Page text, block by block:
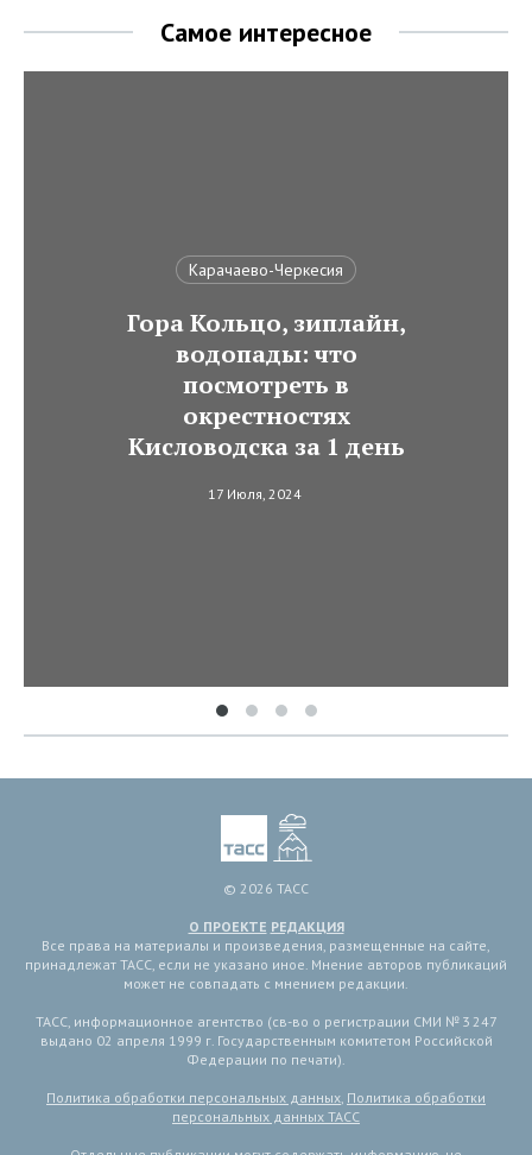
Самое интересное
Карачаево-Черкесия
Гора Кольцо, зиплайн,
водопады: что
посмотреть в
окрестностях
Кисловодска за 1 день
17 Июля, 2024
© 2026 ТАСС
О ПРОЕКТЕ РЕДАКЦИЯ
Все права на материалы и произведения, размещенные на сайте,
принадлежат ТАСС, если не указано иное. Мнение авторов публикаций
может не совпадать с мнением редакции.
ТАСС, информационное агентство (св-во о регистрации СМИ № 3 247
выдано 02 апреля 1999 г. Государственным комитетом Российской
Федерации по печати).
Политика обработки персональных данных, Политика обработки
персональных данных ТАСС